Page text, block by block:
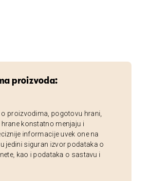
proizvoda:
proizvodima, pogotovu hrani,
konstatno menjaju i
informacije uvek one na
jedini siguran izvor podataka o
kao i podataka o sastavu i